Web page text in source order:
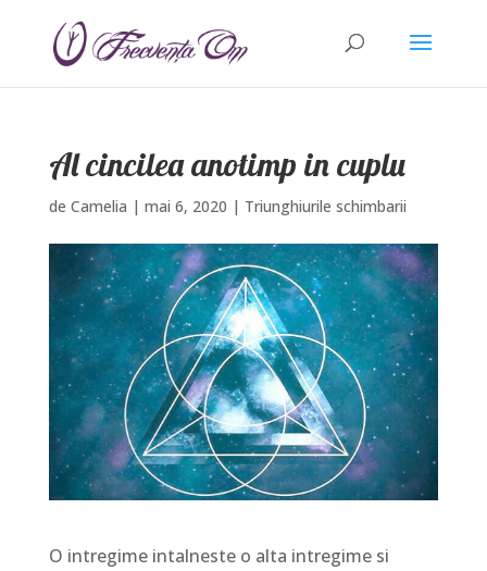
Al cincilea anotimp in cuplu
de Camelia | mai 6, 2020 | Triunghiurile schimbarii
O intregime intalneste o alta intregime si